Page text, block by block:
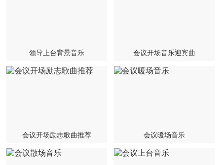
领导上台背景音乐 会议开场音乐迎宾曲
会议开场励志歌曲推荐 会议暖场音乐